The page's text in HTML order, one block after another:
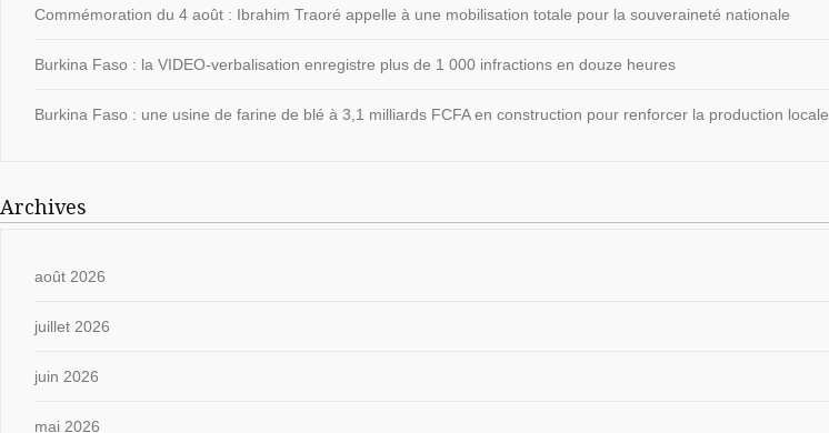
Commémoration du 4 août : Ibrahim Traoré appelle à une mobilisation totale pour la souveraineté nationale
Burkina Faso : la VIDEO-verbalisation enregistre plus de 1 000 infractions en douze heures
Burkina Faso : une usine de farine de blé à 3,1 milliards FCFA en construction pour renforcer la production locale
Archives
août 2026
juillet 2026
juin 2026
mai 2026